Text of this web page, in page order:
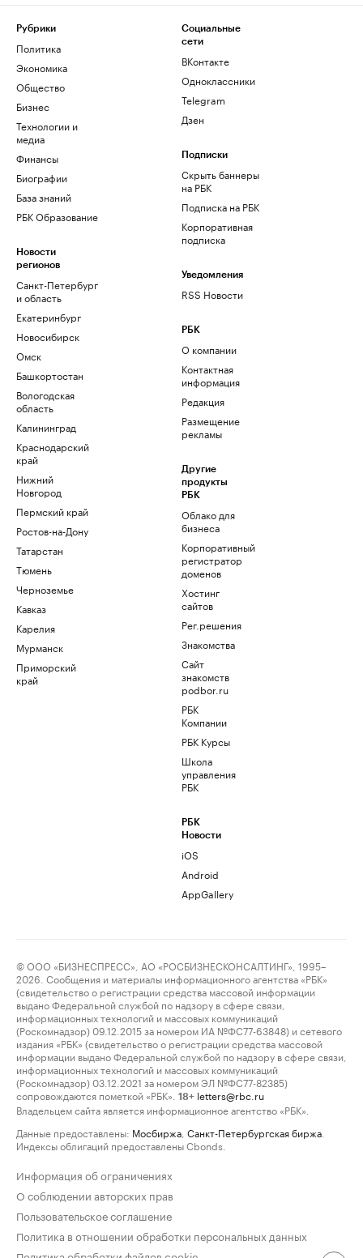
Рубрики
Политика
Экономика
Общество
Бизнес
Технологии и
медиа
Финансы
Биографии
База знаний
РБК Образование
Новости
регионов
Санкт-Петербург
и область
Екатеринбург
Новосибирск
Омск
Башкортостан
Вологодская
область
Калининград
Краснодарский
край
Нижний
Новгород
Пермский край
Ростов-на-Дону
Татарстан
Тюмень
Черноземье
Кавказ
Карелия
Мурманск
Приморский
край
Социальные
сети
ВКонтакте
Одноклассники
Telegram
Дзен
Подписки
Скрыть баннеры
на РБК
Подписка на РБК
Корпоративная
подписка
Уведомления
RSS Новости
РБК
О компании
Контактная
информация
Редакция
Размещение
рекламы
Другие
продукты
РБК
Облако для
бизнеса
Корпоративный
регистратор
доменов
Хостинг
сайтов
Рег.решения
Знакомства
Сайт
знакомств
podbor.ru
РБК
Компании
РБК Курсы
Школа
управления
РБК
РБК
Новости
iOS
Android
AppGallery
© ООО «БИЗНЕСПРЕСС», АО «РОСБИЗНЕСКОНСАЛТИНГ», 1995–
2026. Сообщения и материалы информационного агентства «РБК»
(свидетельство о регистрации средства массовой информации
выдано Федеральной службой по надзору в сфере связи,
информационных технологий и массовых коммуникаций
(Роскомнадзор) 09.12.2015 за номером ИА №ФС77-63848) и сетевого
издания «РБК» (свидетельство о регистрации средства массовой
информации выдано Федеральной службой по надзору в сфере связи,
информационных технологий и массовых коммуникаций
(Роскомнадзор) 03.12.2021 за номером ЭЛ №ФС77-82385)
сопровождаются пометкой «РБК».
18+ letters@rbc.ru
Владельцем сайта является информационное агентство «РБК».
Данные предоставлены: Мосбиржа Санкт-Петербургская биржа
Индексы облигаций предоставлены Cbonds.
Информация об ограничениях
О соблюдении авторских прав
Пользовательское соглашение
Политика в отношении обработки персональных данных